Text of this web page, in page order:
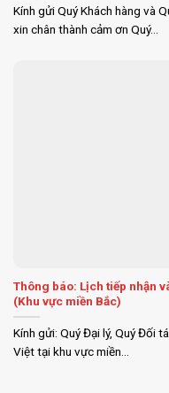
Kính gửi Quý Khách hàng và
xin chân thành cảm ơn Quý...
Thông báo: Lịch tiếp nhận
(Khu vực miền Bắc)
Kính gửi: Quý Đại lý, Quý Đối
Việt tại khu vực miền...